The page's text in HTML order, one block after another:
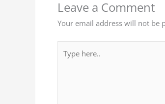
Leave a Comment
Your email address will not be
here..